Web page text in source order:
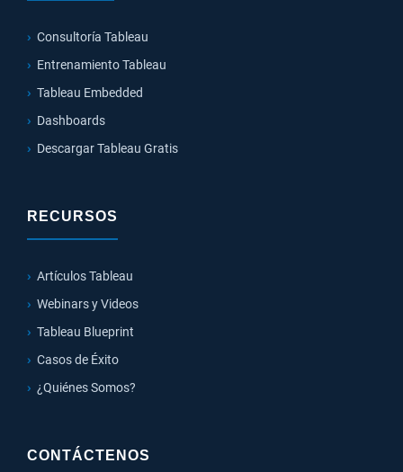
Consultoría Tableau
Entrenamiento Tableau
Tableau Embedded
Dashboards
Descargar Tableau Gratis
RECURSOS
Artículos Tableau
Webinars y Videos
Tableau Blueprint
Casos de Éxito
¿Quiénes Somos?
CONTÁCTENOS